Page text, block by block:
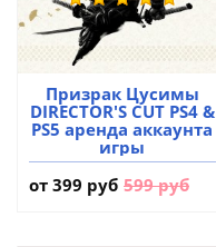
Призрак Цусимы
DIRECTOR'S CUT PS4 &
PS5 аренда аккаунта
игры
от 399 руб 599 руб